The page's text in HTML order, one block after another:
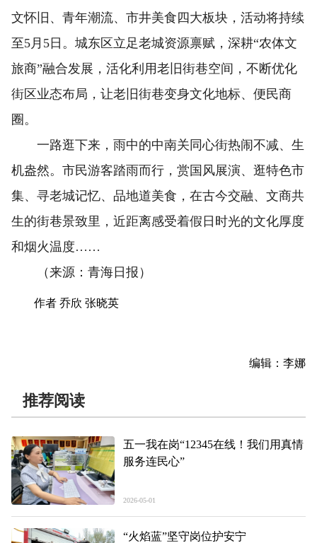
文怀旧、青年潮流、市井美食四大板块，活动将持续
至5月5日。城东区立足老城资源禀赋，深耕“农体文
旅商”融合发展，活化利用老旧街巷空间，不断优化
街区业态布局，让老旧街巷变身文化地标、便民商
圈。
一路逛下来，雨中的中南关同心街热闹不减、生
机盎然。市民游客踏雨而行，赏国风展演、逛特色市
集、寻老城记忆、品地道美食，在古今交融、文商共
生的街巷景致里，近距离感受着假日时光的文化厚度
和烟火温度……
（来源：青海日报）
作者 乔欣 张晓英
编辑：李娜
推荐阅读
五一我在岗“12345在线！我们用真情
服务连民心”
2026-05-01
“火焰蓝”坚守岗位护安宁